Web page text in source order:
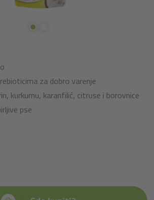
za dobro varenje
kurkumu, karanfilić, citruse i borovnice
pse